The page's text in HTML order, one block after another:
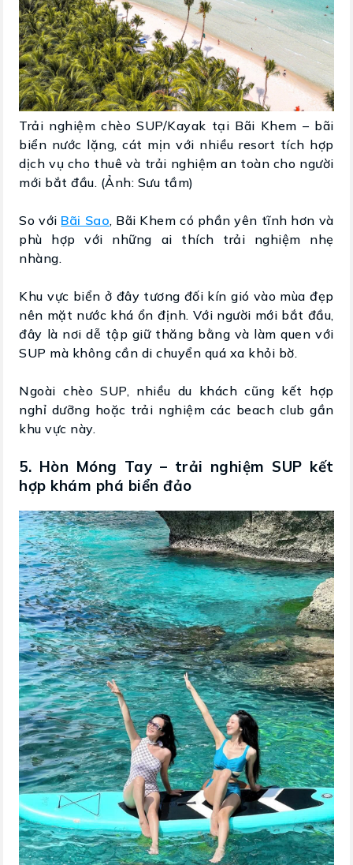
Trải nghiệm chèo SUP/Kayak tại Bãi Khem – bãi
biển nước lặng, cát mịn với nhiều resort tích hợp
dịch vụ cho thuê và trải nghiệm an toàn cho người
mới bắt đầu. (Ảnh: Sưu tầm)
So với Bãi Sao, Bãi Khem có phần yên tĩnh hơn và
phù hợp với những ai thích trải nghiệm nhẹ
nhàng.
Khu vực biển ở đây tương đối kín gió vào mùa đẹp
nên mặt nước khá ổn định. Với người mới bắt đầu,
đây là nơi dễ tập giữ thăng bằng và làm quen với
SUP mà không cần di chuyển quá xa khỏi bờ.
Ngoài chèo SUP, nhiều du khách cũng kết hợp
nghỉ dưỡng hoặc trải nghiệm các beach club gần
khu vực này.
5. Hòn Móng Tay – trải nghiệm SUP kết
hợp khám phá biển đảo